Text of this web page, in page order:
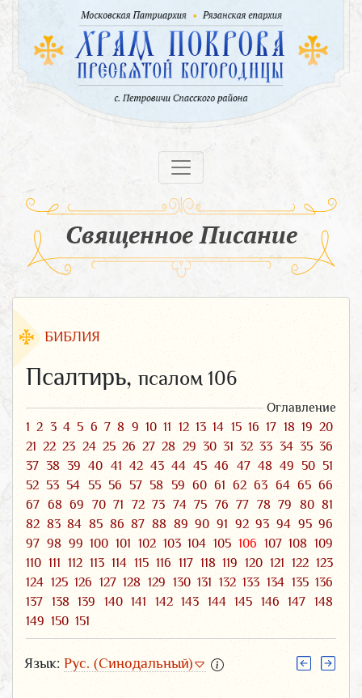
Священное Писание
БИБЛИЯ
Псалтирь, псалом 106
Оглавление
1 2 3 4 5 6 7 8 9 10 11 12 13 14 15 16 17 18 19 20
21 22 23 24 25 26 27 28 29 30 31 32 33 34 35 36
37 38 39 40 41 42 43 44 45 46 47 48 49 50 51
52 53 54 55 56 57 58 59 60 61 62 63 64 65 66
67 68 69 70 71 72 73 74 75 76 77 78 79 80 81
82 83 84 85 86 87 88 89 90 91 92 93 94 95 96
97 98 99 100 101 102 103 104 105 106 107 108 109
110 111 112 113 114 115 116 117 118 119 120 121 122 123
124 125 126 127 128 129 130 131 132 133 134 135 136
137
138 139 140 141 142 143 144 145 146 147
148
149 150 151
Язык: Рус. (Синодальный)